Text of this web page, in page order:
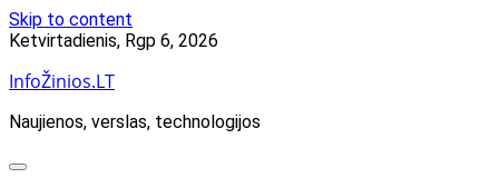
Skip to content
Ketvirtadienis, Rgp 6, 2026
InfoŽinios.LT
Naujienos, verslas, technologijos